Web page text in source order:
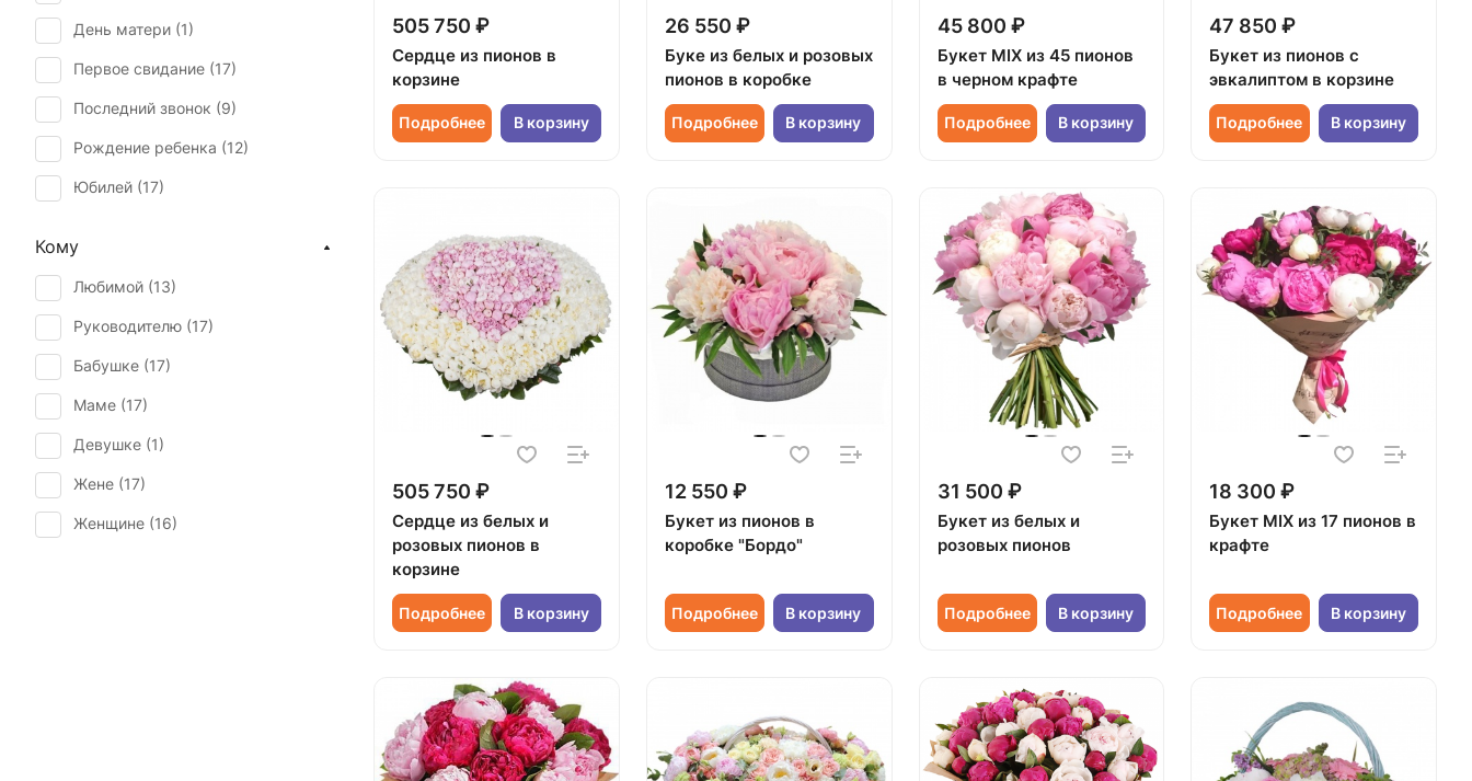
505 750 ₽
Сердце из пионов в
корзине
Подробнее В корзину
26 550 ₽
Буке из белых и розовых
пионов в коробке
Подробнее В корзину
45 800 ₽
Букет MIX из 45 пионов
в черном крафте
Подробнее В корзину
47 850 ₽
Букет из пионов с
эвкалиптом в корзине
Подробнее В корзину
505 750 ₽
Сердце из белых и
розовых пионов в
корзине
Подробнее В корзину
12 550 ₽
Букет из пионов в
коробке "Бордо"
Подробнее В корзину
31 500 ₽
Букет из белых и
розовых пионов
Подробнее В корзину
18 300 ₽
Букет MIX из 17 пионов в
крафте
Подробнее В корзину
День матери (1)
Первое свидание (17)
Последний звонок (9)
Рождение ребенка (12)
Юбилей (17)
Кому
Любимой (13)
Руководителю (17)
Бабушке (17)
Маме (17)
Девушке (1)
Жене (17)
Женщине (16)